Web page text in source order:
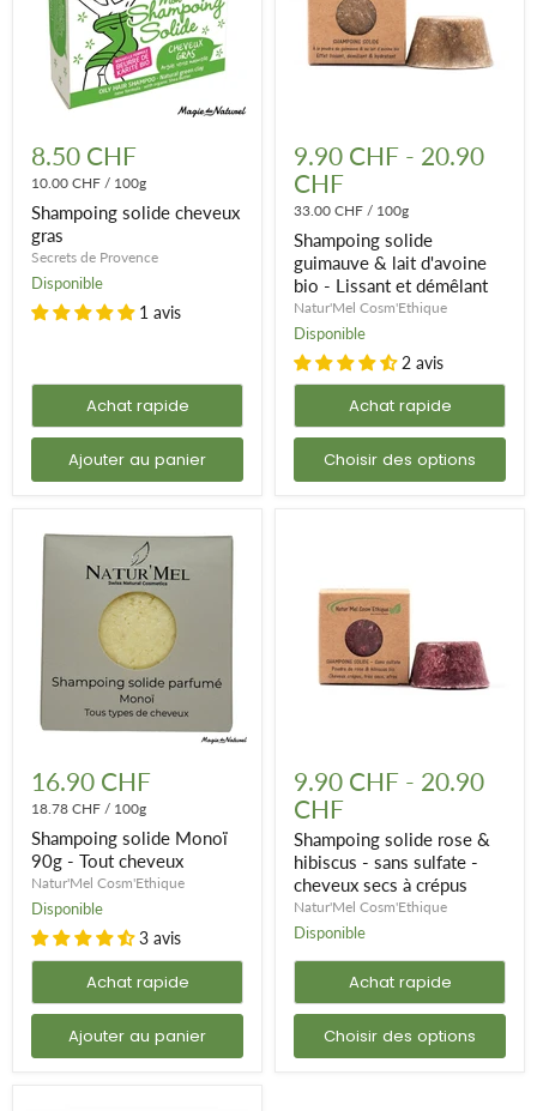
solide
cheveux
gras
8.50 CHF
10.00 CHF / 100g
Shampoing solide cheveux
gras
Secrets de Provence
Disponible
1 avis
Achat rapide
Ajouter au panier
solide
guimauve
&
lait
d'avoine
bio
Lissant
et
démêlant
9.90 CHF - 20.90
CHF
33.00 CHF / 100g
Shampoing solide
guimauve & lait d'avoine
bio - Lissant et démêlant
Natur'Mel Cosm'Ethique
Disponible
2 avis
Achat rapide
Choisir des options
solide
Monoï
90g
Tout
cheveux
16.90 CHF
18.78 CHF / 100g
Shampoing solide Monoï
90g - Tout cheveux
Natur'Mel Cosm'Ethique
Disponible
3 avis
Achat rapide
Ajouter au panier
solide
rose
&
hibiscus
sans
sulfate
cheveux
secs
à
9.90 CHF - 20.90
CHF
Shampoing solide rose &
hibiscus - sans sulfate -
cheveux secs à crépus
Natur'Mel Cosm'Ethique
Disponible
Achat rapide
Choisir des options